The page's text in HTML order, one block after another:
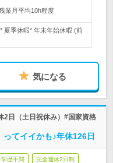
業月平均10h程度
夏季休暇* 年末年始休暇 (前
気になる
2日（土日祝休み）#国家資格
てイイかも♪年休126日
学歴不問 完全週休2日制